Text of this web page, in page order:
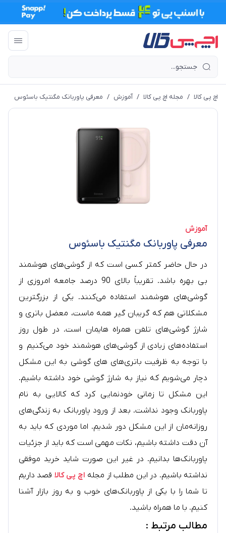
اچ پی کالا / مجله اچ پی کالا / آموزش / معرفی پاوربانک مگنتیک باسئوس
آموزش
معرفی پاوربانک مگنتیک باسئوس
در حال حاضر کمتر کسی است که از گوشی‌های هوشمند
بی بهره باشد. تقریباً بالای 90 درصد جامعه امروزی از
گوشی‌‎های هوشمند استفاده می‌کنند. یکی از بزرگترین
مشکلاتی هم که گریبان گیر همه ماست، معضل باتری و
شارژ گوشی‌های تلفن همراه هایمان است. در طول روز
استفاده‌های زیادی از گوشی‌های هوشمند خود می‌کنیم و
با توجه به ظرفیت باتری‌های های گوشی به این مشکل
دچار می‌شویم که نیاز به شارژ گوشی خود داشته باشیم.
این مشکل تا زمانی خودنمایی کرد که کالایی به نام
پاوربانک وجود نداشت. بعد از ورود پاوربانک به زندگی‌های
روزانه‌مان از این مشکل دور شدیم. اما موردی که باید به
آن دقت داشته باشیم، نکات مهمی است که باید از جزئیات
پاوربانک‌ها بدانیم. در غیر این صورت شاید خرید موفقی
نداشته باشیم. در این مطلب از مجله اچ پی کالا قصد داریم
تا شما را با یکی از پاوربانک‌های خوب و به روز بازار آشنا
کنیم. با ما همراه باشید.
مطالب مرتبط :